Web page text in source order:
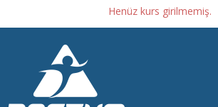
Henüz kurs girilmemiş.